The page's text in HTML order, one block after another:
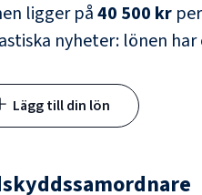
ligger på40 500 kr
nyheter: lönen
Lägg till din lön